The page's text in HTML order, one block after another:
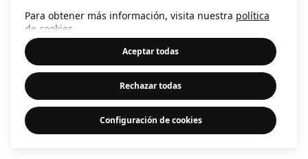
Para obtener más información, visita nuestra política
de cookies
Aceptar todas
Rechazar todas
Configuración de cookies